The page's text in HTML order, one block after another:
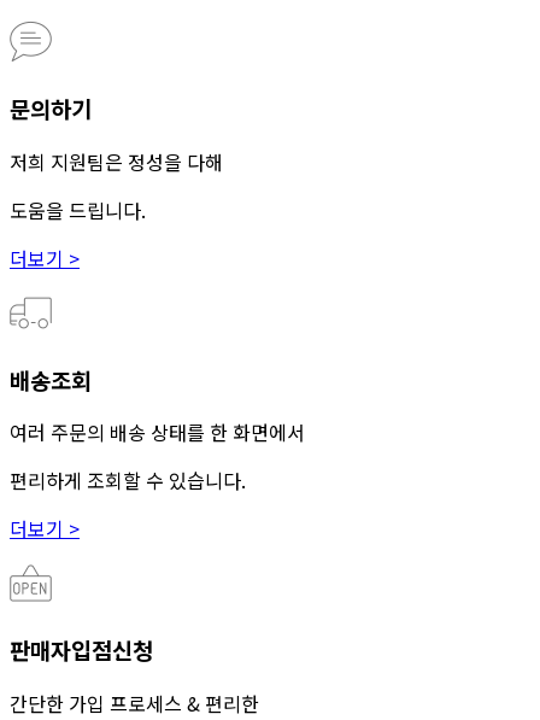
문의하기
저희 지원팀은 정성을 다해
도움을 드립니다.
더보기 >
배송조회
여러 주문의 배송 상태를 한 화면에서
편리하게 조회할 수 있습니다.
더보기 >
판매자입점신청
간단한 가입 프로세스 & 편리한